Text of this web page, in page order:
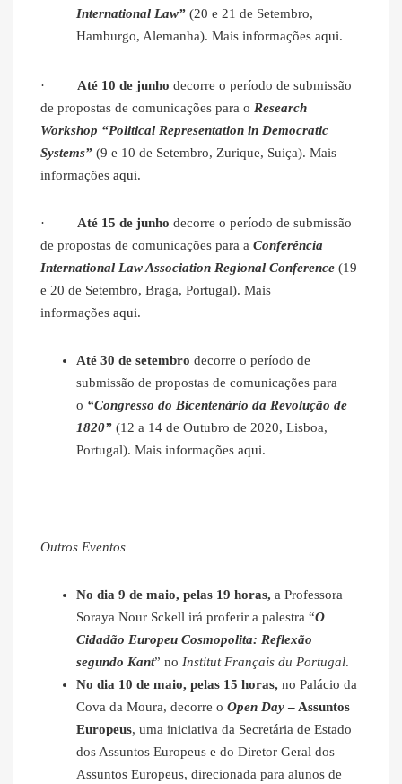
International Law” (20 e 21 de Setembro,
Hamburgo, Alemanha). Mais informações aqui.
· Até 10 de junho decorre o período de submissão
de propostas de comunicações para o Research
Workshop “Political Representation in Democratic
Systems” (9 e 10 de Setembro, Zurique, Suiça). Mais
informações aqui.
· Até 15 de junho decorre o período de submissão
de propostas de comunicações para a Conferência
International Law Association Regional Conference (19
e 20 de Setembro, Braga, Portugal). Mais
informações aqui.
Até 30 de setembro decorre o período de
submissão de propostas de comunicações para
o “Congresso do Bicentenário da Revolução de
1820” (12 a 14 de Outubro de 2020, Lisboa,
Portugal). Mais informações aqui.
Outros Eventos
No dia 9 de maio, pelas 19 horas, a Professora
Soraya Nour Sckell irá proferir a palestra “O
Cidadão Europeu Cosmopolita: Reflexão
segundo Kant” no Institut Français du Portugal.
No dia 10 de maio, pelas 15 horas, no Palácio da
Cova da Moura, decorre o Open Day – Assuntos
Europeus, uma iniciativa da Secretária de Estado
dos Assuntos Europeus e do Diretor Geral dos
Assuntos Europeus, direcionada para alunos de